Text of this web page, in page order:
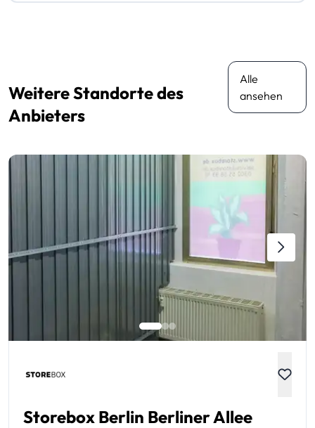
Weitere Standorte des
Anbieters
Alle
ansehen
Storebox Berlin Berliner Allee